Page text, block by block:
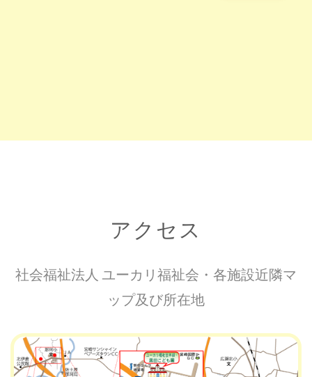
アクセス
社会福祉法人 ユーカリ福祉会・各施設近隣マ
ップ及び所在地